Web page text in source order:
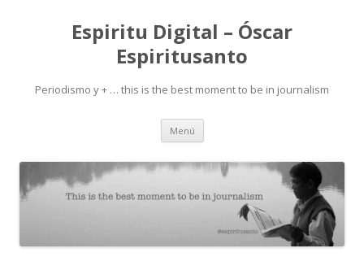
Espiritu Digital – Óscar
Espiritusanto
Periodismo y + … this is the best moment to be in journalism
Menú Ir
contenido